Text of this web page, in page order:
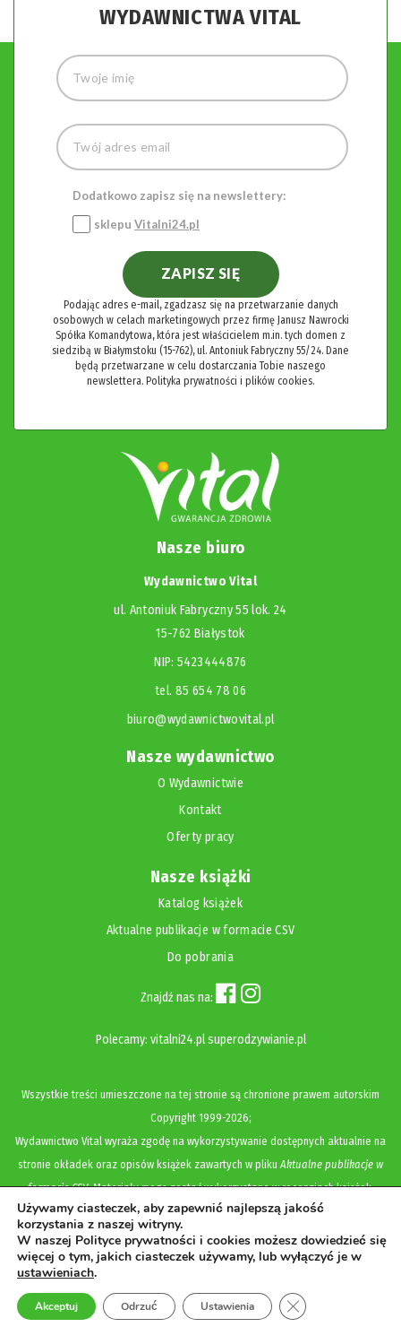
WYDAWNICTWA VITAL
Dodatkowo zapisz się na newslettery:
sklepu Vitalni24.pl
ZAPISZ SIĘ
Podając adres e-mail, zgadzasz się na przetwarzanie danych
osobowych w celach marketingowych przez firmę Janusz Nawrocki
Spółka Komandytowa, która jest właścicielem m.in. tych domen z
siedzibą w Białymstoku (15-762), ul. Antoniuk Fabryczny 55/24. Dane
będą przetwarzane w celu dostarczania Tobie naszego
newslettera. Polityka prywatności i plików cookies.
Nasze biuro
Wydawnictwo Vital
ul. Antoniuk Fabryczny 55 lok. 24
15-762 Białystok
NIP: 5423444876
tel. 85 654 78 06
biuro@wydawnictwovital.pl
Nasze wydawnictwo
O Wydawnictwie
Kontakt
Oferty pracy
Nasze książki
Katalog książek
Aktualne publikacje w formacie CSV
Do pobrania
Znajdź nas na:
Polecamy: vitalni24.pl superodzywianie.pl
Wszystkie treści umieszczone na tej stronie są chronione prawem autorskim
Copyright1999-2026;
Wydawnictwo Vital wyraża zgodę na wykorzystywanie dostępnych aktualnie na
stronie okładek oraz opisów książek zawartych w pliku Aktualne publikacje w
formacie CSV. Materiały mogą zostać wykorzystane w recenzjach książek,
katalogach internetowych, bibliotecznych (OPAC) oraz materiałach promujących
legalną dystrybucję książek. Usunięcie materiału z ww. strony internetowej,
równoznaczne jest z cofnięciem udzielonej zgody.
Używamy ciasteczek, aby zapewnić najlepszą jakość
korzystania z naszej witryny.
W naszej Polityce prywatności i cookies możesz dowiedzieć się
więcej o tym, jakich ciasteczek używamy, lub wyłączyć je w
ustawieniach.
Akceptuj Odrzuć Ustawienia Zamknij panel